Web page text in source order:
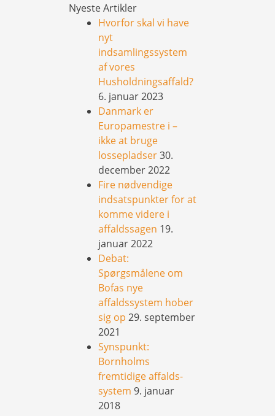
Nyeste Artikler
Hvorfor skal vi have
nyt
indsamlingssystem
af vores
Husholdningsaffald?
6. januar 2023
Danmark er
Europamestre i –
ikke at bruge
lossepladser30.
december 2022
Fire nødvendige
indsatspunkter for at
komme videre i
affaldssagen 19.
januar 2022
Debat:
Spørgsmålene om
Bofas nye
affaldssystem hober
sig op 29. september
2021
Synspunkt:
Bornholms
fremtidige affalds-
system 9. januar
2018